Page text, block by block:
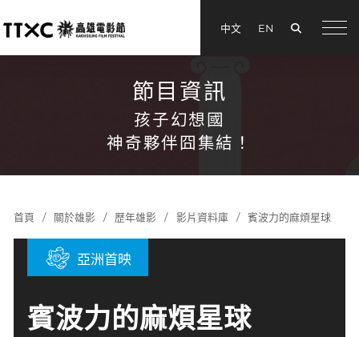
中文 EN
節目資訊
孩子幻想國
神奇夥伴囧集結！
首頁 關於雄影 歷年雄影 影片資料庫 賓波力的麻煩星球
亞洲首映
賓波力的麻煩星球